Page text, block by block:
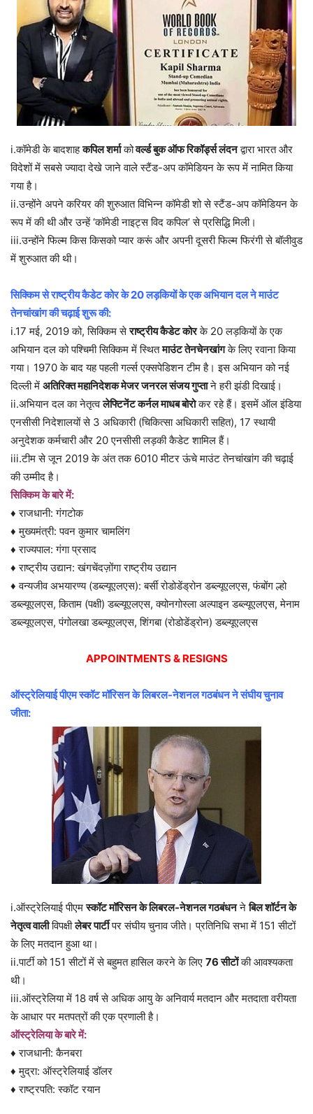
i.कॉमेडी के बादशाहकपिल शर्माकोवर्ल्ड बुक ऑफ रिकॉर्ड्स लंदनद्वारा भारत और
विदेशों में सबसे ज्यादा देखे जाने वाले स्टैंड-अप कॉमेडियन के रूप में नामित किया
गया है।
ii.उन्होंने अपने करियर की शुरुआत विभिन्न कॉमेडी शो से स्टैंड-अप कॉमेडियन के
रूप में की थी और उन्हें ‘कॉमेडी नाइट्स विद कपिल’ से प्रसिद्धि मिली।
iii.उन्होंने फिल्म किस किसको प्यार करूं और अपनी दूसरी फिल्म फिरंगी से बॉलीवुड
में शुरुआत की थी।
सिक्किम से राष्ट्रीय कैडेट कोर के 20 लड़कियों के एक अभियान दल ने माउंट
तेनचांखांग की चढ़ाई शुरू की:
i.17 मई, 2019 को, सिक्किम सेराष्ट्रीय कैडेट कोरके 20 लड़कियों के एक
अभियान दल को पश्चिमी सिक्किम में स्थितमाउंट तेनचेनखांगके लिए रवाना किया
गया। 1970 के बाद यह पहली गर्ल्स एक्सपेडिशन टीम है। इस अभियान को नई
दिल्ली में अतिरिक्त महानिदेशक मेजर जनरल संजय गुप्ताने हरी झंडी दिखाई।
ii.अभियान दल का नेतृत्वलेफ्टिनेंट कर्नल माधब बोरोकर रहे हैं। इसमें ऑल इंडिया
एनसीसी निदेशालयों से 3 अधिकारी (चिकित्सा अधिकारी सहित), 17 स्थायी
अनुदेशक कर्मचारी और 20 एनसीसी लड़की कैडेट शामिल हैं।
iii.टीम से जून 2019 के अंत तक 6010 मीटर ऊंचे माउंट तेनचांखांग की चढ़ाई
की उम्मीद है।
सिक्किम के बारे में:
♦ राजधानी: गंगटोक
♦ मुख्यमंत्री: पवन कुमार चामलिंग
♦ राज्यपाल: गंगा प्रसाद
♦ राष्ट्रीय उद्यान: खंगचेंदज़ोंगा राष्ट्रीय उद्यान
♦ वन्यजीव अभयारण्य (डब्ल्यूएलएस): बर्सी रोडोडेंड्रोन डब्ल्यूएलएस, फंबोंग ल्हो
डब्ल्यूएलएस, किताम (पक्षी) डब्ल्यूएलएस, क्योनगोस्ला अल्पाइन डब्ल्यूएलएस, मेनाम
डब्ल्यूएलएस, पंगोलखा डब्ल्यूएलएस, शिंगबा (रोडोडेंड्रोन) डब्ल्यूएलएस
APPOINTMENTS & RESIGNS
ऑस्ट्रेलियाई पीएम स्कॉट मॉरिसन के लिबरल-नेशनल गठबंधन ने संघीय चुनाव
जीता:
i.ऑस्ट्रेलियाई पीएमस्कॉट मॉरिसन के लिबरल-नेशनल गठबंधननेबिल शॉर्टन के
नेतृत्व वालीविपक्षीलेबर पार्टीपर संघीय चुनाव जीते। प्रतिनिधि सभा में 151 सीटों
के लिए मतदान हुआ था।
ii.पार्टी को 151 सीटों में से बहुमत हासिल करने के लिए 76 सीटोंकी आवश्यकता
थी।
iii.ऑस्ट्रेलिया में 18 वर्ष से अधिक आयु के अनिवार्य मतदान और मतदाता वरीयता
के आधार पर मतपत्रों की एक प्रणाली है।
ऑस्ट्रेलिया के बारे में:
♦ राजधानी: कैनबरा
♦ मुद्रा: ऑस्ट्रेलियाई डॉलर
♦ राष्ट्रपति: स्कॉट रयान